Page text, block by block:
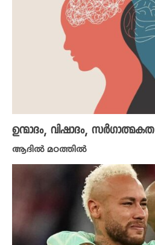
ഉന്മാദം, വിഷാദം, സ‍​ർ​ഗാത്മകത
ആദിൽ മഠത്തിൽ